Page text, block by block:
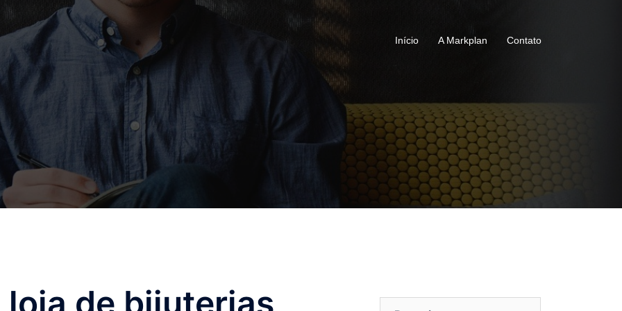
Início A Markplan Contato